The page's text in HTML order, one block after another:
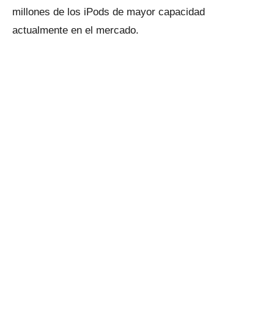
millones de los iPods de mayor capacidad
actualmente en el mercado.